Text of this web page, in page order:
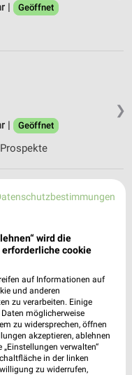
|
Geöffnet
❯
|
Geöffnet
| Geöffnet
|
Geöffnet
wird die
cookie
auf Informationen auf
und anderen
zu verarbeiten. Einige
möglicherweise
zu widersprechen, öffnen
akzeptieren, ablehnen
verwalten“
in der linken
zu widerrufen,